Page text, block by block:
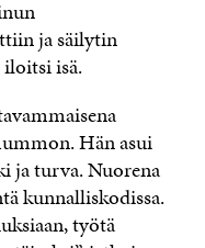
ja säilytin
isä.
Hän asui
ja turva. Nuorena
kunnalliskodissa.
työtä